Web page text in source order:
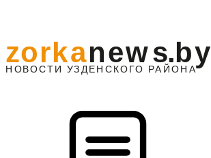
НО ВОСТИ УЗДЕНС КО ГО РАЙОНА
zorkanews.by